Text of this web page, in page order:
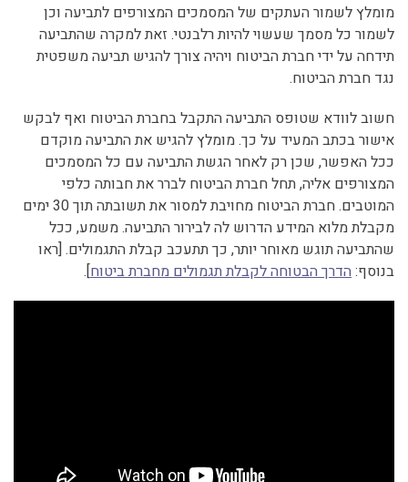
מומלץ לשמור העתקים של המסמכים המצורפים לתביעה וכן
לשמור כל מסמך שעשוי להיות רלבנטי. זאת למקרה שהתביעה
תידחה על ידי חברת הביטוח ויהיה צורך להגיש תביעה משפטית
נגד חברת הביטוח.
חשוב לוודא שטופס התביעה התקבל בחברת הביטוח ואף לבקש
אישור בכתב המעיד על כך. מומלץ להגיש את התביעה מוקדם
ככל האפשר, שכן רק לאחר הגשת התביעה עם כל המסמכים
המצורפים אליה, תחל חברת הביטוח לברר את חבותה כלפי
המוטבים. חברת הביטוח מחויבת למסור את תשובתה תוך 30 ימים
מקבלת מלוא המידע הדרוש לה לבירור התביעה. משמע, ככל
שהתביעה תוגש מאוחר יותר, כך תתעכב קבלת התגמולים. [ראו
בנוסף: הדרך הבטוחה לקבלת תגמולים מחברת ביטוח].